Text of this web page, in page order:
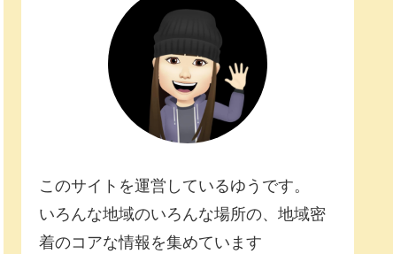
このサイトを運営しているゆうです。
いろんな地域のいろんな場所の、地域密
着のコアな情報を集めています